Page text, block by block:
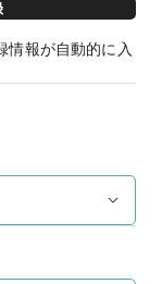
情報が自動的に入